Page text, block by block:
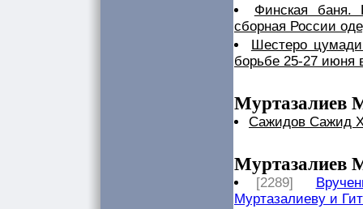
Финская
сборная России
Шестеро
борьбе 25-27 июня
Муртазалиев
Сажидов Сажид
Муртазалиев
[2289]
Муртазалиеву и